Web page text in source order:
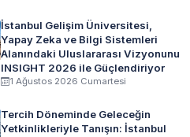
İstanbul Gelişim Üniversitesi,
Yapay Zeka ve Bilgi Sistemleri
Alanındaki Uluslararası Vizyonunu
INSIGHT 2026 ile Güçlendiriyor
1 Ağustos 2026 Cumartesi
Tercih Döneminde Geleceğin
Yetkinlikleriyle Tanışın: İstanbul